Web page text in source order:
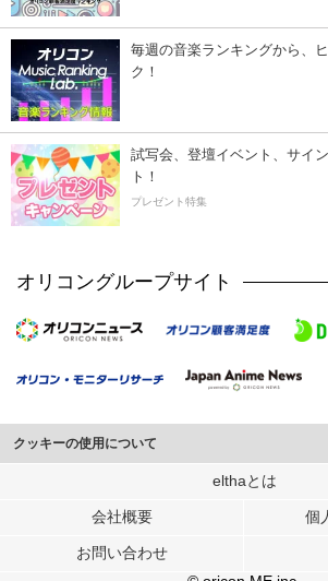
毎週の音楽ランキングから、
ク！
試写会、登壇イベント、サイ
ト！
プレゼント特集
オリコングループサイト
クッキーの使用について
このサイトでは Cookie を使用して、ユーザーに合わ
行っています。
メディアや広告配信、データ解析の各パートナーに提
各パートナーは、この情報とユーザーが各パートナ
elthaとは
会社概要 個
お問い合わせ